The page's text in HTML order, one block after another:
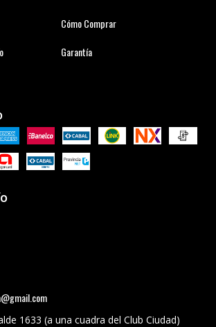
Cómo Comprar
Garantía
1633 (a una cuadra del Club Ciudad)